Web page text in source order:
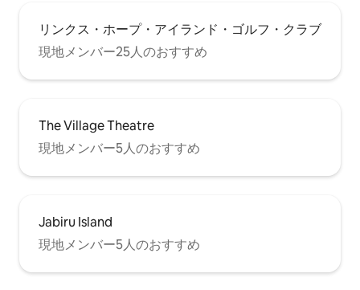
リンクス・ホープ・アイランド・ゴルフ・クラブ
現地メンバー25人のおすすめ
The Village Theatre
現地メンバー5人のおすすめ
Jabiru Island
現地メンバー5人のおすすめ